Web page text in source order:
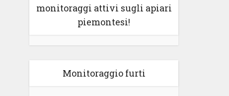
monitoraggi attivi sugli apiari
piemontesi!
Monitoraggio furti